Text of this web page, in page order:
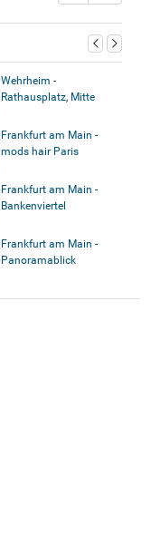
Wehrheim -
Rathausplatz, Mitte
Frankfurt am Main -
mods hair Paris
Frankfurt am Main -
Bankenviertel
Frankfurt am Main -
Panoramablick